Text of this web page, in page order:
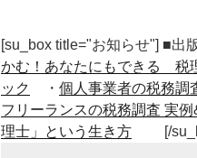
[su_box title="お知らせ"] ■出
かむ！あなたにもできる 税
ック
・ 個人事業者の税務調
フリーランスの税務調査 実例
理士」という生き方 [/